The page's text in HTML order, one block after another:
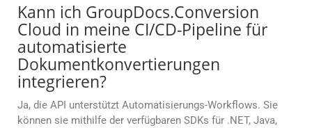
Kann ich GroupDocs.Conversion
Cloud in meine CI/CD-Pipeline für
automatisierte
Dokumentkonvertierungen
integrieren?
Ja, die API unterstützt Automatisierungs-Workflows. Sie
können sie mithilfe der verfügbaren SDKs für .NET, Java,